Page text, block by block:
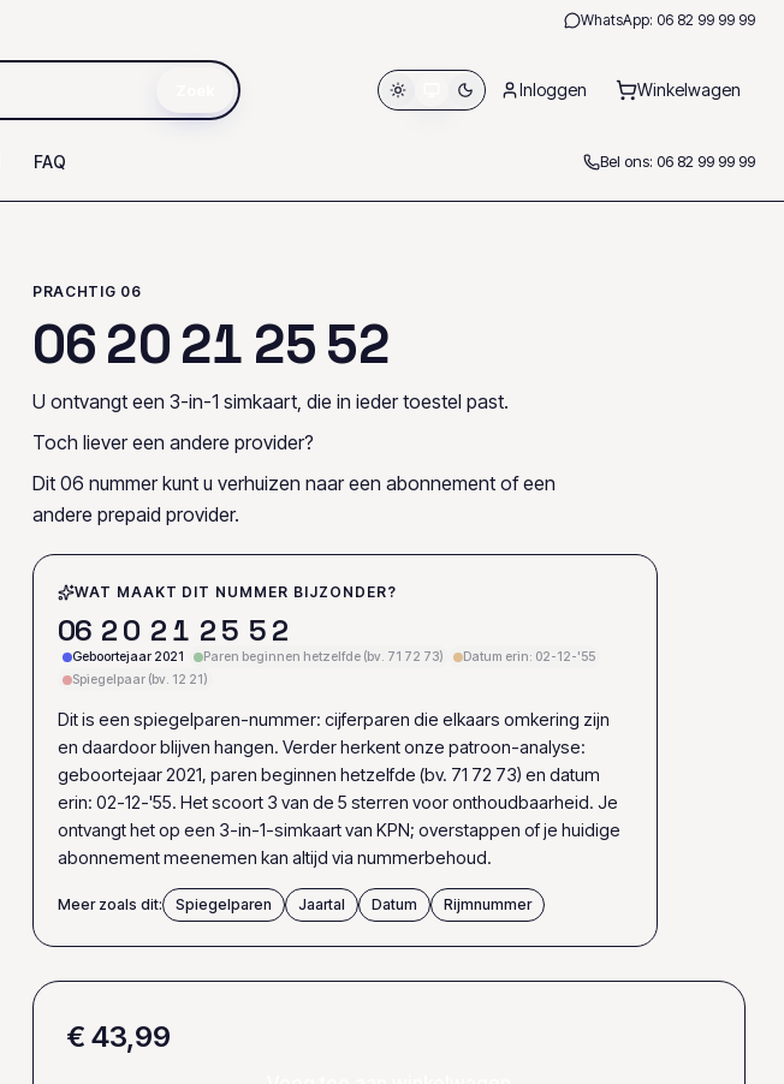
WhatsApp: 06 82 99 99 99
Inloggen Winkelwagen
FAQ Bel ons: 06 82 99 99 99
PRACHTIG 06
062021 2552
U ontvangt een 3-in-1 simkaart, die in ieder toestel past.
Toch liever een andere provider?
Dit 06 nummer kunt u verhuizen naar een abonnement of een
andere prepaid provider.
WAT MAAKT DIT NUMMER BIJZONDER?
06 20 21 25 52
Geboortejaar 2021 Paren beginnen hetzelfde (bv. 71 72 73)
Datum erin: 02-12-'55
Spiegelpaar (bv. 12 21)
Dit is een spiegelparen-nummer: cijferparen die elkaars omkering zijn
en daardoor blijven hangen. Verder herkent onze patroon-analyse:
geboortejaar 2021, paren beginnen hetzelfde (bv. 71 72 73) en datum
erin: 02-12-'55. Het scoort 3 van de 5 sterren voor onthoudbaarheid. Je
ontvangt het op een 3-in-1-simkaart van KPN; overstappen of je huidige
abonnement meenemen kan altijd via nummerbehoud.
Meer zoals dit: Spiegelparen Jaartal Datum Rijmnummer
€ 43,99